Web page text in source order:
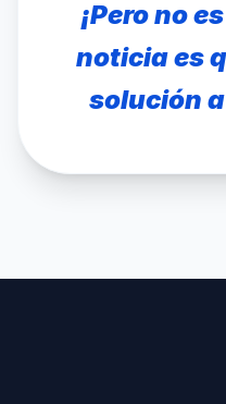
¡Pero no
noticia es
solución